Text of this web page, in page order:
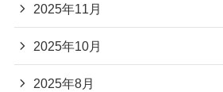
2025年11月
2025年10月
2025年8月